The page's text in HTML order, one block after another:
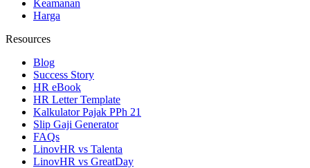
Keamanan
Harga
Resources
Blog
Success Story
HR eBook
HR Letter Template
Kalkulator Pajak PPh 21
Slip Gaji Generator
FAQs
LinovHR vs Talenta
LinovHR vs GreatDay